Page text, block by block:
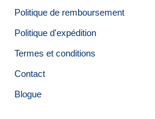
Politique de remboursement
Politique d'expédition
Termes et conditions
Contact
Blogue